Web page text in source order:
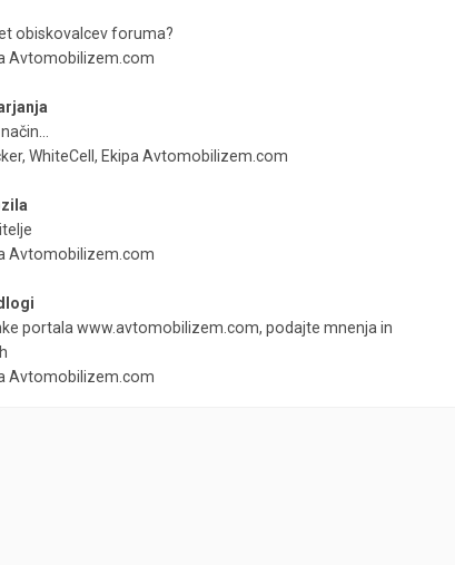
obiskovalcev foruma?
Avtomobilizem.com
, WhiteCell , Ekipa Avtomobilizem.com
Avtomobilizem.com
portala www.avtomobilizem.com, podajte mnenja in
Avtomobilizem.com